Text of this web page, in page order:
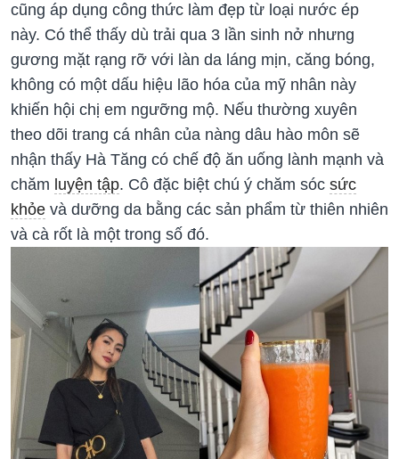
cũng áp dụng công thức làm đẹp từ loại nước ép
này. Có thể thấy dù trải qua 3 lần sinh nở nhưng
gương mặt rạng rỡ với làn da láng mịn, căng bóng,
không có một dấu hiệu lão hóa của mỹ nhân này
khiến hội chị em ngưỡng mộ. Nếu thường xuyên
theo dõi trang cá nhân của nàng dâu hào môn sẽ
nhận thấy Hà Tăng có chế độ ăn uống lành mạnh và
chăm luyện tập. Cô đặc biệt chú ý chăm sóc sức
khỏe và dưỡng da bằng các sản phẩm từ thiên nhiên
và cà rốt là một trong số đó.